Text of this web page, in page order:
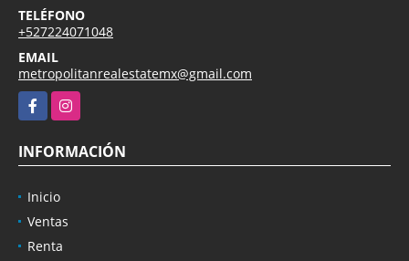
TELÉFONO
+527224071048
EMAIL
metropolitanrealestatemx@gmail.com
FacebookInstagram
INFORMACIÓN
Inicio
Ventas
Renta